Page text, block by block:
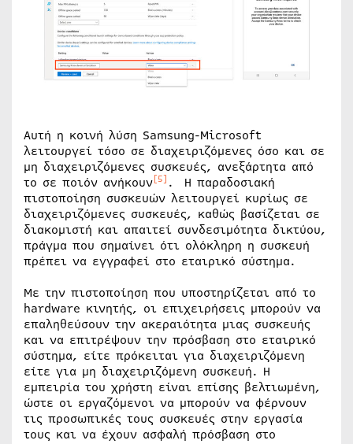
Αυτή η κοινή λύση Samsung-Microsoft
λειτουργεί τόσο σε διαχειριζόμενες όσο και σε
μη διαχειριζόμενες συσκευές, ανεξάρτητα από
το σε ποιόν ανήκουν[5] . Η παραδοσιακή
πιστοποίηση συσκευών λειτουργεί κυρίως σε
διαχειριζόμενες συσκευές, καθώς βασίζεται σε
διακομιστή και απαιτεί συνδεσιμότητα δικτύου,
πράγμα που σημαίνει ότι ολόκληρη η συσκευή
πρέπει να εγγραφεί στο εταιρικό σύστημα.
Με την πιστοποίηση που υποστηρίζεται από το
hardware κινητής, οι επιχειρήσεις μπορούν να
επαληθεύσουν την ακεραιότητα μιας συσκευής
και να επιτρέψουν την πρόσβαση στο εταιρικό
σύστημα, είτε πρόκειται για διαχειριζόμενη
είτε για μη διαχειριζόμενη συσκευή. Η
εμπειρία του χρήστη είναι επίσης βελτιωμένη,
ώστε οι εργαζόμενοι να μπορούν να φέρνουν
τις προσωπικές τους συσκευές στην εργασία
τους και να έχουν ασφαλή πρόσβαση στο